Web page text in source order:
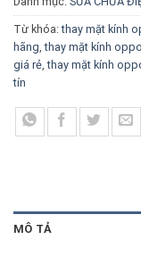
Từ khóa:thay mặt kính
hãng ,thay mặt kính
giá rẻ ,thay mặt kính
tín
MÔ TẢ